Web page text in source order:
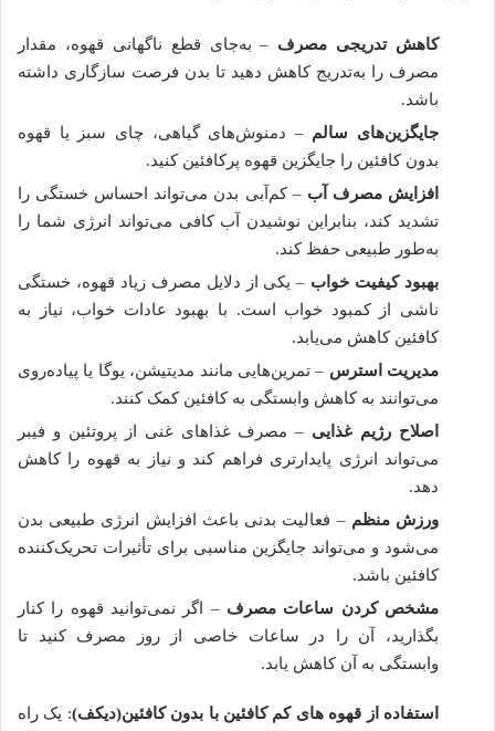
کاهش تدریجی مصرف – به‌جای قطع ناگهانی قهوه، مقدار
مصرف را به‌تدریج کاهش دهید تا بدن فرصت سازگاری داشته
باشد.
جایگزین‌های سالم – دمنوش‌های گیاهی، چای سبز یا قهوه
بدون کافئین را جایگزین قهوه پرکافئین کنید.
افزایش مصرف آب – کم‌آبی بدن می‌تواند احساس خستگی را
تشدید کند، بنابراین نوشیدن آب کافی می‌تواند انرژی شما را
به‌طور طبیعی حفظ کند.
بهبود کیفیت خواب – یکی از دلایل مصرف زیاد قهوه، خستگی
ناشی از کمبود خواب است. با بهبود عادات خواب، نیاز به
کافئین کاهش می‌یابد.
مدیریت استرس – تمرین‌هایی مانند مدیتیشن، یوگا یا پیاده‌روی
می‌توانند به کاهش وابستگی به کافئین کمک کنند.
اصلاح رژیم غذایی – مصرف غذاهای غنی از پروتئین و فیبر
می‌تواند انرژی پایدارتری فراهم کند و نیاز به قهوه را کاهش
دهد.
ورزش منظم – فعالیت بدنی باعث افزایش انرژی طبیعی بدن
می‌شود و می‌تواند جایگزین مناسبی برای تأثیرات تحریک‌کننده
کافئین باشد.
مشخص کردن ساعات مصرف – اگر نمی‌توانید قهوه را کنار
بگذارید، آن را در ساعات خاصی از روز مصرف کنید تا
وابستگی به آن کاهش یابد.
استفاده از قهوه های کم کافئین با بدون کافئین(دیکف): یک راه